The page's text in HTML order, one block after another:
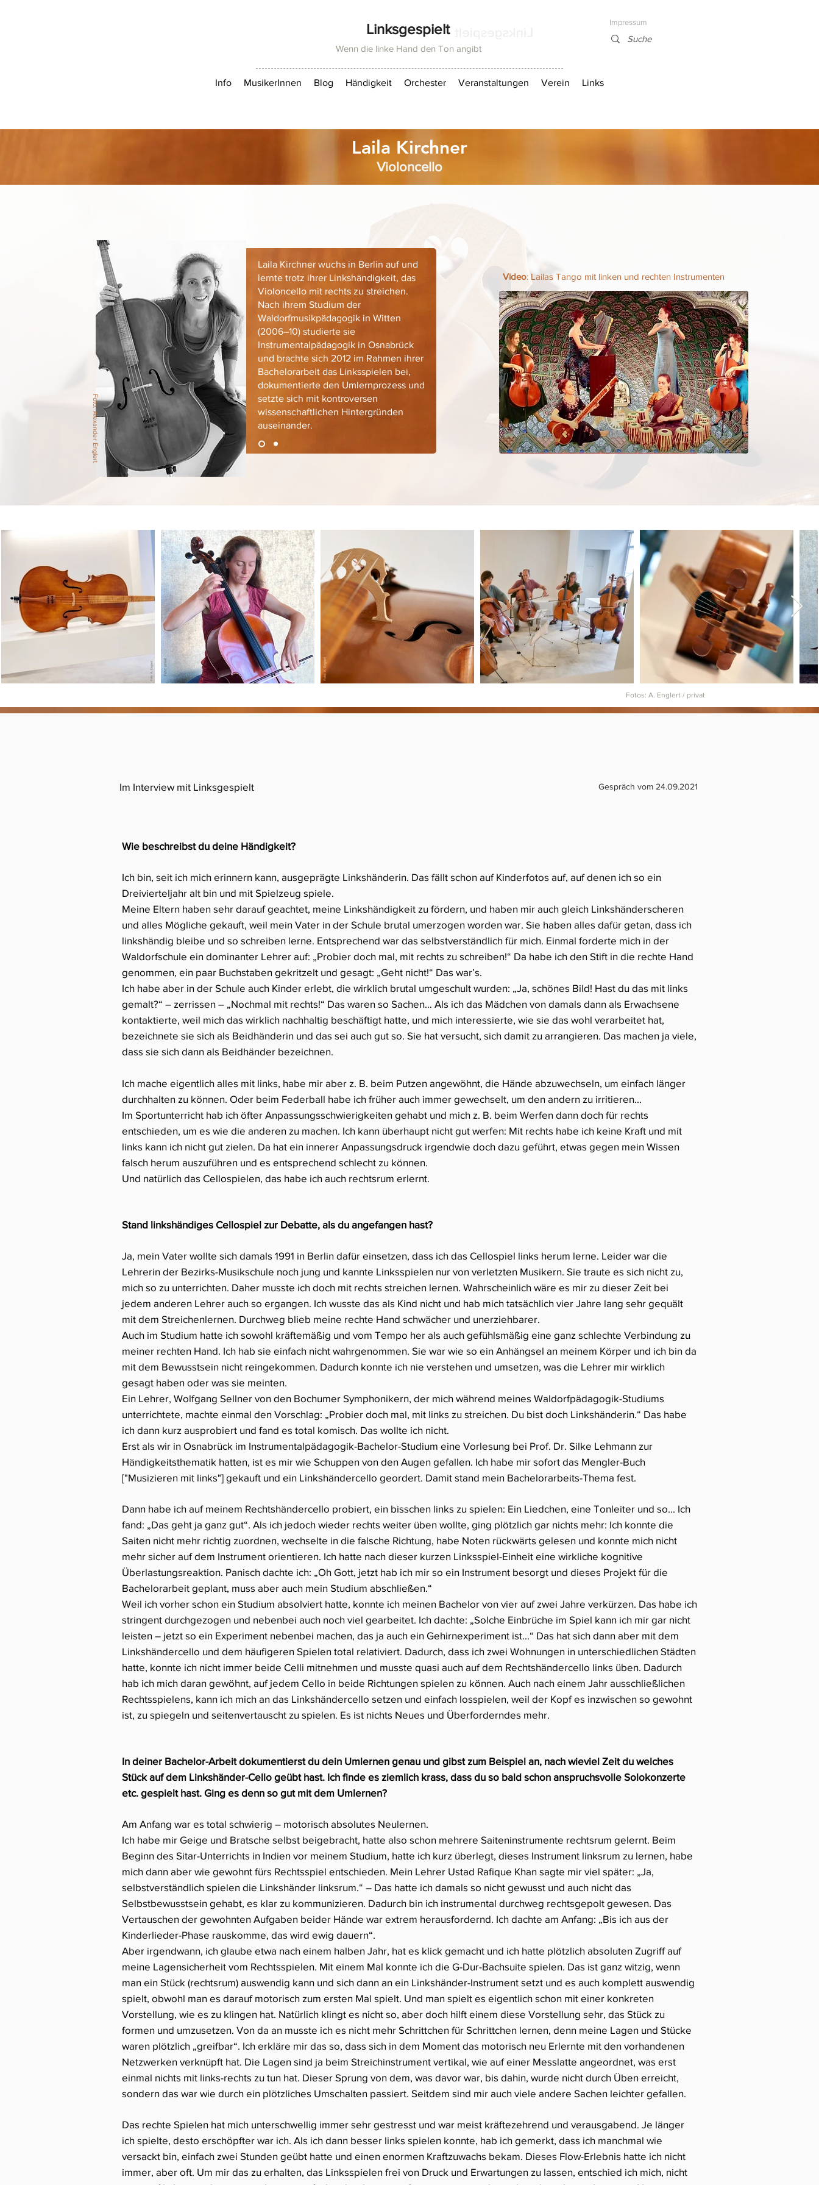
Linksgespielt
Wenn die linke Hand den Ton angibt
Impressum
Info MusikerInnen Blog Händigkeit Orchester Veranstaltungen Verein Links
Laila Kirchner
Violoncello
Laila Kirchner wuchs in Berlin auf und
lernte trotz ihrer Linkshändigkeit, das
Violoncello mit rechts zu streichen.
Nach ihrem Studium der
Waldorfmusikpädagogik in Witten
(2006–10) studierte sie
Instrumentalpädagogik in Osnabrück
und brachte sich 2012 im Rahmen ihrer
Bachelorarbeit das Linksspielen bei,
dokumentierte den Umlernprozess und
setzte sich mit kontroversen
wissenschaftlichen Hintergründen
auseinander.
Foto: Alexander Englert
Video: Lailas Tango mit linken und rechten Instrumenten
Fotos: A. Englert / privat
Im Interview mit Linksgespielt Gespräch vom 24.09.2021
Wie beschreibst du deine Händigkeit?
Ich bin, seit ich mich erinnern kann, ausgeprägte Linkshänderin. Das fällt schon auf Kinderfotos auf, auf denen ich so ein
Dreivierteljahr alt bin und mit Spielzeug spiele.
Meine Eltern haben sehr darauf geachtet, meine Linkshändigkeit zu fördern, und haben mir auch gleich Linkshänderscheren
und alles Mögliche gekauft, weil mein Vater in der Schule brutal umerzogen worden war. Sie haben alles dafür getan, dass ich
linkshändig bleibe und so schreiben lerne. Entsprechend war das selbstverständlich für mich. Einmal forderte mich in der
Waldorfschule ein dominanter Lehrer auf: „Probier doch mal, mit rechts zu schreiben!“ Da habe ich den Stift in die rechte Hand
genommen, ein paar Buchstaben gekritzelt und gesagt: „Geht nicht!“ Das war’s.
Ich habe aber in der Schule auch Kinder erlebt, die wirklich brutal umgeschult wurden: „Ja, schönes Bild! Hast du das mit links
gemalt?“ – zerrissen – „Nochmal mit rechts!“ Das waren so Sachen… Als ich das Mädchen von damals dann als Erwachsene
kontaktierte, weil mich das wirklich nachhaltig beschäftigt hatte, und mich interessierte, wie sie das wohl verarbeitet hat,
bezeichnete sie sich als Beidhänderin und das sei auch gut so. Sie hat versucht, sich damit zu arrangieren. Das machen ja viele,
dass sie sich dann als Beidhänder bezeichnen.
Ich mache eigentlich alles mit links, habe mir aber z. B. beim Putzen angewöhnt, die Hände abzuwechseln, um einfach länger
durchhalten zu können. Oder beim Federball habe ich früher auch immer gewechselt, um den andern zu irritieren...
Im Sportunterricht hab ich öfter Anpassungsschwierigkeiten gehabt und mich z. B. beim Werfen dann doch für rechts
entschieden, um es wie die anderen zu machen. Ich kann überhaupt nicht gut werfen: Mit rechts habe ich keine Kraft und mit
links kann ich nicht gut zielen. Da hat ein innerer Anpassungsdruck irgendwie doch dazu geführt, etwas gegen mein Wissen
falsch herum auszuführen und es entsprechend schlecht zu können.
Und natürlich das Cellospielen, das habe ich auch rechtsrum erlernt.
Stand linkshändiges Cellospiel zur Debatte, als du angefangen hast?
Ja, mein Vater wollte sich damals 1991 in Berlin dafür einsetzen, dass ich das Cellospiel links herum lerne. Leider war die
Lehrerin der Bezirks-Musikschule noch jung und kannte Linksspielen nur von verletzten Musikern. Sie traute es sich nicht zu,
mich so zu unterrichten. Daher musste ich doch mit rechts streichen lernen. Wahrscheinlich wäre es mir zu dieser Zeit bei
jedem anderen Lehrer auch so ergangen. Ich wusste das als Kind nicht und hab mich tatsächlich vier Jahre lang sehr gequält
mit dem Streichenlernen. Durchweg blieb meine rechte Hand schwächer und unerziehbarer.
Auch im Studium hatte ich sowohl kräftemäßig und vom Tempo her als auch gefühlsmäßig eine ganz schlechte Verbindung zu
meiner rechten Hand. Ich hab sie einfach nicht wahrgenommen. Sie war wie so ein Anhängsel an meinem Körper und ich bin da
mit dem Bewusstsein nicht reingekommen. Dadurch konnte ich nie verstehen und umsetzen, was die Lehrer mir wirklich
gesagt haben oder was sie meinten.
Ein Lehrer, Wolfgang Sellner von den Bochumer Symphonikern, der mich während meines Waldorfpädagogik-Studiums
unterrichtete, machte einmal den Vorschlag: „Probier doch mal, mit links zu streichen. Du bist doch Linkshänderin.“ Das habe
ich dann kurz ausprobiert und fand es total komisch. Das wollte ich nicht.
Erst als wir in Osnabrück im Instrumentalpädagogik-Bachelor-Studium eine Vorlesung bei Prof. Dr. Silke Lehmann zur
Händigkeitsthematik hatten, ist es mir wie Schuppen von den Augen gefallen. Ich habe mir sofort das Mengler-Buch
["Musizieren mit links"] gekauft und ein Linkshändercello geordert. Damit stand mein Bachelorarbeits-Thema fest.
Dann habe ich auf meinem Rechtshändercello probiert, ein bisschen links zu spielen: Ein Liedchen, eine Tonleiter und so... Ich
fand: „Das geht ja ganz gut“. Als ich jedoch wieder rechts weiter üben wollte, ging plötzlich gar nichts mehr: Ich konnte die
Saiten nicht mehr richtig zuordnen, wechselte in die falsche Richtung, habe Noten rückwärts gelesen und konnte mich nicht
mehr sicher auf dem Instrument orientieren. Ich hatte nach dieser kurzen Linksspiel-Einheit eine wirkliche kognitive
Überlastungsreaktion. Panisch dachte ich: „Oh Gott, jetzt hab ich mir so ein Instrument besorgt und dieses Projekt für die
Bachelorarbeit geplant, muss aber auch mein Studium abschließen.“
Weil ich vorher schon ein Studium absolviert hatte, konnte ich meinen Bachelor von vier auf zwei Jahre verkürzen. Das habe ich
stringent durchgezogen und nebenbei auch noch viel gearbeitet. Ich dachte: „Solche Einbrüche im Spiel kann ich mir gar nicht
leisten – jetzt so ein Experiment nebenbei machen, das ja auch ein Gehirnexperiment ist...“ Das hat sich dann aber mit dem
Linkshändercello und dem häufigeren Spielen total relativiert. Dadurch, dass ich zwei Wohnungen in unterschiedlichen Städten
hatte, konnte ich nicht immer beide Celli mitnehmen und musste quasi auch auf dem Rechtshändercello links üben. Dadurch
hab ich mich daran gewöhnt, auf jedem Cello in beide Richtungen spielen zu können. Auch nach einem Jahr ausschließlichen
Rechtsspielens, kann ich mich an das Linkshändercello setzen und einfach losspielen, weil der Kopf es inzwischen so gewohnt
ist, zu spiegeln und seitenvertauscht zu spielen. Es ist nichts Neues und Überforderndes mehr.
In deiner Bachelor-Arbeit dokumentierst du dein Umlernen genau und gibst zum Beispiel an, nach wieviel Zeit du welches
Stück auf dem Linkshänder-Cello geübt hast. Ich finde es ziemlich krass, dass du so bald schon anspruchsvolle Solokonzerte
etc. gespielt hast. Ging es denn so gut mit dem Umlernen?
Am Anfang war es total schwierig – motorisch absolutes Neulernen.
Ich habe mir Geige und Bratsche selbst beigebracht, hatte also schon mehrere Saiteninstrumente rechtsrum gelernt. Beim
Beginn des Sitar-Unterrichts in Indien vor meinem Studium, hatte ich kurz überlegt, dieses Instrument linksrum zu lernen, habe
mich dann aber wie gewohnt fürs Rechtsspiel entschieden. Mein Lehrer Ustad Rafique Khan sagte mir viel später: „Ja,
selbstverständlich spielen die Linkshänder linksrum.“ – Das hatte ich damals so nicht gewusst und auch nicht das
Selbstbewusstsein gehabt, es klar zu kommunizieren. Dadurch bin ich instrumental durchweg rechtsgepolt gewesen. Das
Vertauschen der gewohnten Aufgaben beider Hände war extrem herausfordernd. Ich dachte am Anfang: „Bis ich aus der
Kinderlieder-Phase rauskomme, das wird ewig dauern“.
Aber irgendwann, ich glaube etwa nach einem halben Jahr, hat es klick gemacht und ich hatte plötzlich absoluten Zugriff auf
meine Lagensicherheit vom Rechtsspielen. Mit einem Mal konnte ich die G-Dur-Bachsuite spielen. Das ist ganz witzig, wenn
man ein Stück (rechtsrum) auswendig kann und sich dann an ein Linkshänder-Instrument setzt und es auch komplett auswendig
spielt, obwohl man es darauf motorisch zum ersten Mal spielt. Und man spielt es eigentlich schon mit einer konkreten
Vorstellung, wie es zu klingen hat. Natürlich klingt es nicht so, aber doch hilft einem diese Vorstellung sehr, das Stück zu
formen und umzusetzen. Von da an musste ich es nicht mehr Schrittchen für Schrittchen lernen, denn meine Lagen und Stücke
waren plötzlich „greifbar“. Ich erkläre mir das so, dass sich in dem Moment das motorisch neu Erlernte mit den vorhandenen
Netzwerken verknüpft hat. Die Lagen sind ja beim Streichinstrument vertikal, wie auf einer Messlatte angeordnet, was erst
einmal nichts mit links-rechts zu tun hat. Dieser Sprung von dem, was davor war, bis dahin, wurde nicht durch Üben erreicht,
sondern das war wie durch ein plötzliches Umschalten passiert. Seitdem sind mir auch viele andere Sachen leichter gefallen.
Das rechte Spielen hat mich unterschwellig immer sehr gestresst und war meist kräftezehrend und verausgabend. Je länger
ich spielte, desto erschöpfter war ich. Als ich dann besser links spielen konnte, hab ich gemerkt, dass ich manchmal wie
versackt bin, einfach zwei Stunden geübt hatte und einen enormen Kraftzuwachs bekam. Dieses Flow-Erlebnis hatte ich nicht
immer, aber oft. Um mir das zu erhalten, das Linksspielen frei von Druck und Erwartungen zu lassen, entschied ich mich, nicht